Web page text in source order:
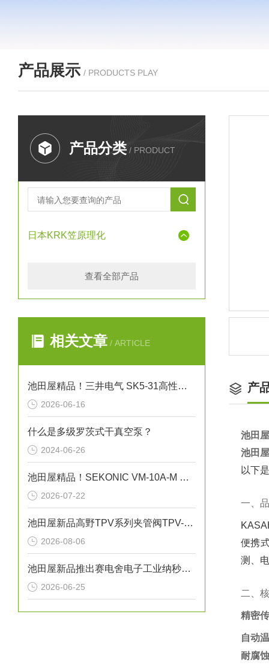
产品展示 / PRODUCTS PLAY
产品分类 / PRODUCT
日本KRK笠原理化
查看全部产品
相关文章 / ARTICLE
池田屋精品！三井电气 SK5-31高性能单据打印机 参数介绍
2026-06-16
什么是多级罗茨式干真空泵？
2024-06-26
池田屋精品！SEKONIC VM-10A-M 振动式粘度计
2026-07-22
池田屋新品高野TPV系列夹管阀TPV-N040正式发布
2026-08-06
池田屋新品推出赛电舍电子工业纳秒脉冲CO2激光器 UPL系列 参数介绍
2026-06-25
产
池田
池田
以下
一、
便携
测、
二、
精密
自动
耐腐